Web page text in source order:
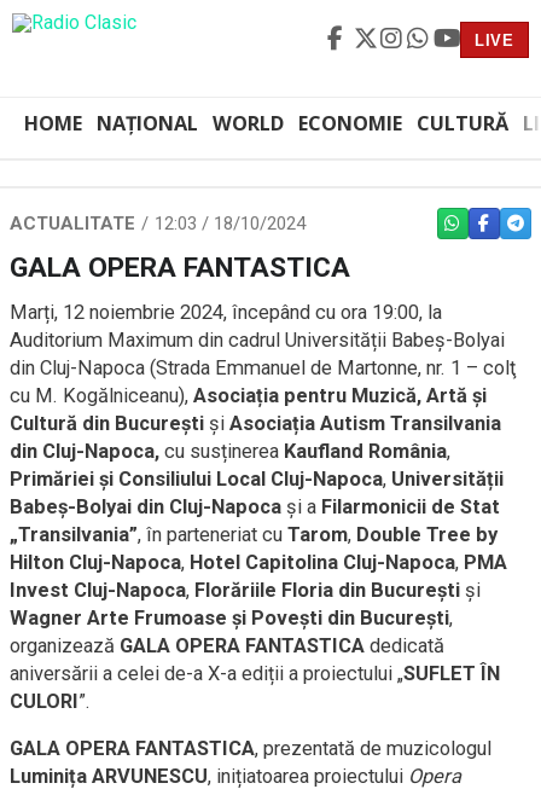
LIVE
HOME NAȚIONAL WORLD ECONOMIE CULTURĂ
ACTUALITATE 12:03 / 18/10/2024 WHATSAPP
GALA OPERA FANTASTICA
Marți, 12 noiembrie 2024, începând cu ora 19:00, la
Auditorium Maximum din cadrul Universității Babeș-Bolyai
din Cluj-Napoca (Strada Emmanuel de Martonne, nr. 1 – colţ
cu M. Kogălniceanu), Asociația pentru Muzică, Artă și
Cultură din București și Asociația Autism Transilvania
din Cluj-Napoca, cu susținerea Kaufland România,
Primăriei și Consiliului Local Cluj-Napoca, Universității
Babeș-Bolyai din Cluj-Napoca și a Filarmonicii de Stat
„Transilvania”, în parteneriat cu Tarom, Double Tree by
Hilton Cluj-Napoca, Hotel Capitolina Cluj-Napoca, PMA
Invest Cluj-Napoca, Florăriile Floria din București și
Wagner Arte Frumoase și Povești din București,
organizează GALA OPERA FANTASTICA dedicată
aniversării a celei de-a X-a ediții a proiectului „SUFLET ÎN
CULORI”.
GALA OPERA FANTASTICA, prezentată de muzicologul
Luminița ARVUNESCU, inițiatoarea proiectului Opera